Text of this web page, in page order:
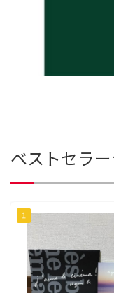
ベストセラ